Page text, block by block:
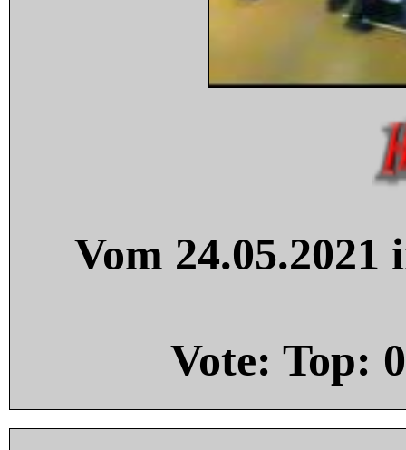
Vom
Vote: Top: 0